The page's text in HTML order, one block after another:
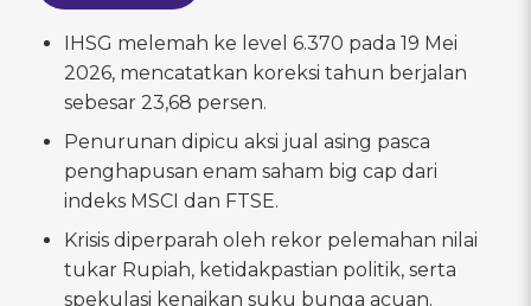
IHSG melemah ke level 6.370 pada 19 Mei
2026, mencatatkan koreksi tahun berjalan
sebesar 23,68 persen.
Penurunan dipicu aksi jual asing pasca
penghapusan enam saham big cap dari
indeks MSCI dan FTSE.
Krisis diperparah oleh rekor pelemahan nilai
tukar Rupiah, ketidakpastian politik, serta
spekulasi kenaikan suku bunga acuan.